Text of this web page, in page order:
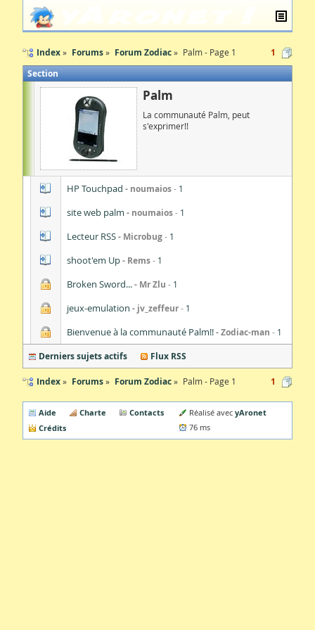
Index Forums Forum Zodiac Palm - Page 1
1
Section
Palm
La communauté Palm, peut
s'exprimer!!
HP Touchpad noumaios 1
site web palm noumaios 1
Lecteur RSS Microbug 1
shoot'em Up Rems 1
Broken Sword... Mr Zlu 1
jeux-emulation jv_zeffeur 1
Bienvenue à la communauté Palm!! Zodiac-man 1
Derniers sujets actifs Flux RSS
Index Forums Forum Zodiac Palm - Page 1 1
Aide Charte
Contacts
Crédits
Réalisé avecyAronet
76 ms